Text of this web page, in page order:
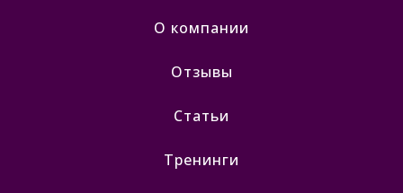
О компании
Отзывы
Статьи
Тренинги